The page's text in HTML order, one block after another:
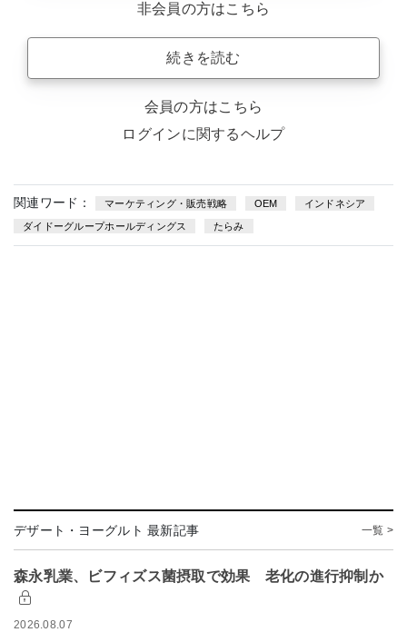
非会員の方はこちら
続きを読む
会員の方はこちら
ログインに関するヘルプ
関連ワード： マーケティング・販売戦略 OEM インドネシア
ダイドーグループホールディングス たらみ
デザート・ヨーグルト 最新記事 一覧 >
森永乳業、ビフィズス菌摂取で効果 老化の進行抑制か
2026.08.07